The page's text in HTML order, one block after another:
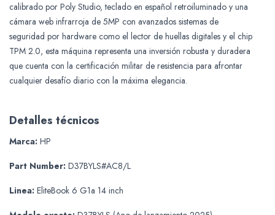
calibrado por Poly Studio, teclado en español retroiluminado y una
cámara web infrarroja de 5MP con avanzados sistemas de
seguridad por hardware como el lector de huellas digitales y el chip
TPM 2.0, esta máquina representa una inversión robusta y duradera
que cuenta con la certificación militar de resistencia para afrontar
cualquier desafío diario con la máxima elegancia.
Detalles técnicos
Marca: HP
Part Number: D37BYLS#AC8/L
Linea: EliteBook 6 G1a 14 inch